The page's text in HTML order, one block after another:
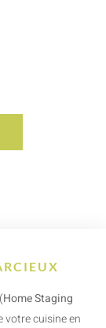
Home Staging
votre cuisine en